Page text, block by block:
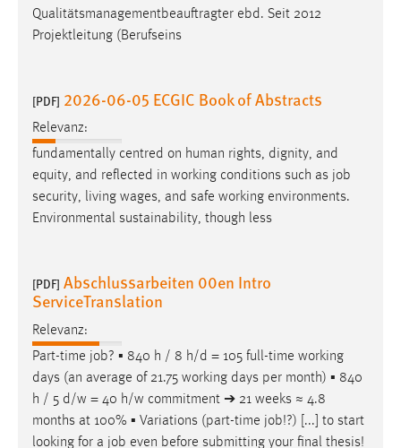
Qualitätsmanagementbeauftragter ebd. Seit 2012
Projektleitung (Berufseins
[PDF] 2026-06-05 ECGIC Book of Abstracts
Relevanz:
fundamentally centred on human rights, dignity, and
equity, and reflected in working conditions such as job
security, living wages, and safe working environments.
Environmental sustainability, though less
[PDF] Abschlussarbeiten 00en Intro
ServiceTranslation
Relevanz:
Part-time job? ▪ 840 h / 8 h/d = 105 full-time working
days (an average of 21.75 working days per month) ▪ 840
h / 5 d/w = 40 h/w commitment ➔ 21 weeks ≈ 4.8
months at 100% ▪ Variations (part-time job!?) [...] to start
looking for a job even before submitting your final thesis!
gespeichert, ob man eingeloggt ist.
Name:
Zweck:
Das Cookie speichert die gewählte Sprache der Website.
Cookie Laufzeit:
30 Tage
Chat
Name:
MibewSessionID, MIBEW_UserID, mibew_locale, mibew-
chat-frame-style-5e9dbeb1811c0446
Zweck:
Wird benötigt um die Chatfunktion nutzen zu können.
Cookie Laufzeit: